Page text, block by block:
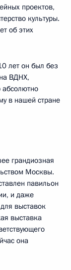
проектов,
культуры.
об этих
лет он был без
ВДНХ,
абсолютно
в нашей стране
грандиозная
Москвы.
павильон
и даже
выставок
выставка
она